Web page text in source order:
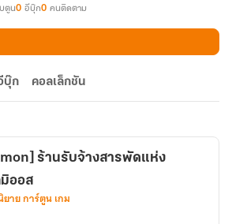
บตูน0 อีบุ๊ก0 คนติดตาม
บุ๊ก คอลเล็กชัน
ร้านรับจ้างสารพัดแห่ง
มิออส
าย การ์ตูน เกม